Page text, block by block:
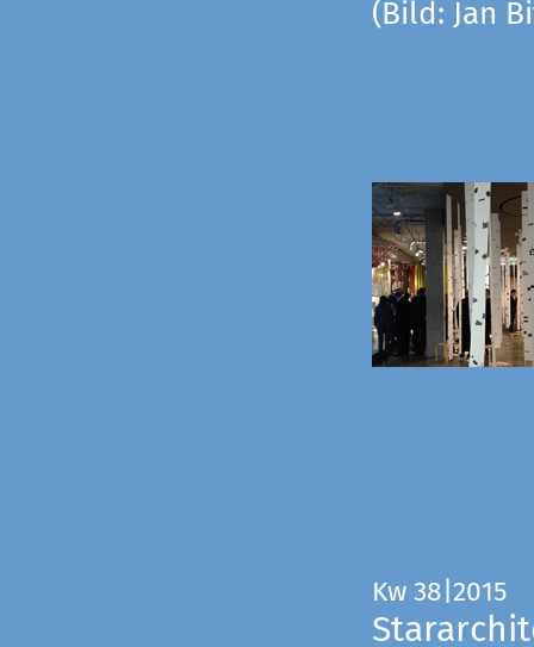
(Bild: Jan
Kw 38|2015